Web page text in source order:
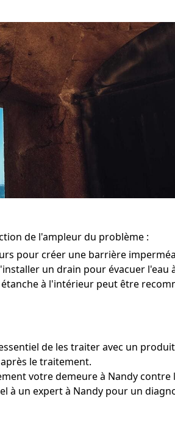
de l'ampleur du problème :
pour créer une barrière
un drain pour évacuer l'eau
à l'intérieur peut être
de les traiter avec un
le traitement.
votre demeure à Nandy contre
à un expert à Nandy pour un